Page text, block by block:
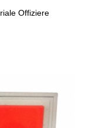
Offiziere